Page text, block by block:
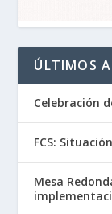
ÚLTIMOS
Celebración
FCS:
Mesa